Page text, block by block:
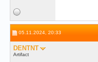
05.11.2024, 20:33
DENTNT
Artifact